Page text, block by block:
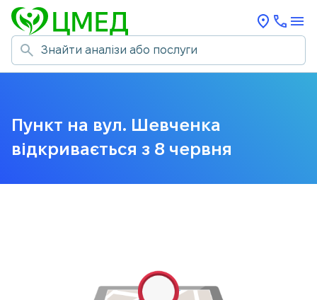
Пункт на вул. Шевченка
відкривається з 8 червня